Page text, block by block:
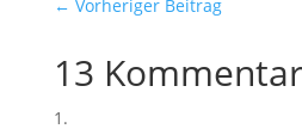
← Vorheriger Beitrag
13